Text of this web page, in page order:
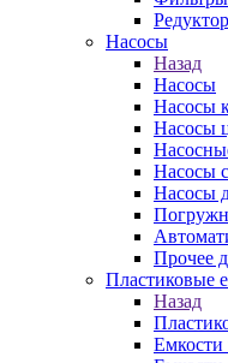
Насосы
Назад
Насосы
Насосы
Насосы
Насосы
Насосы
Прочее
Пластиковые
Назад
Емкости